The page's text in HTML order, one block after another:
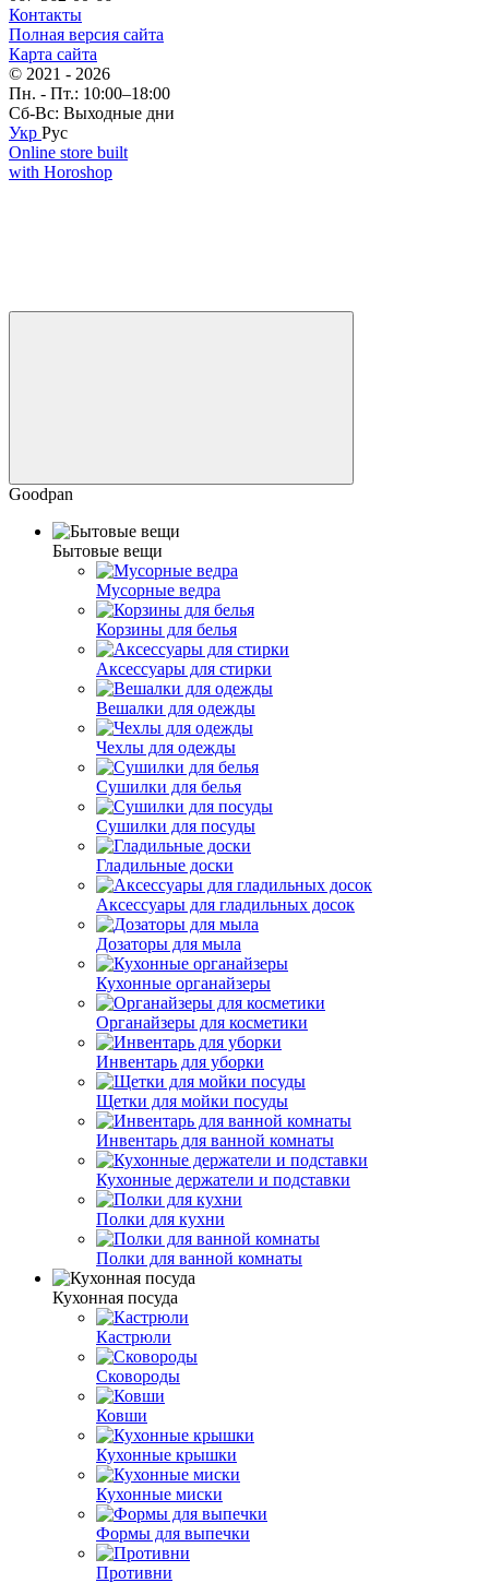
Контакты
Полная версия сайта
Карта сайта
© 2021 - 2026
Пн. - Пт.: 10:00–18:00
Сб-Вс: Выходные дни
Укр Рус
Online store built
with Horoshop
Goodpan
Бытовые вещи
Мусорные ведра
Корзины для белья
Аксессуары для стирки
Вешалки для одежды
Чехлы для одежды
Сушилки для белья
Сушилки для посуды
Гладильные доски
Аксессуары для гладильных досок
Дозаторы для мыла
Кухонные органайзеры
Органайзеры для косметики
Инвентарь для уборки
Щетки для мойки посуды
Инвентарь для ванной комнаты
Кухонные держатели и подставки
Полки для кухни
Полки для ванной комнаты
Кухонная посуда
Кастрюли
Сковороды
Ковши
Кухонные крышки
Кухонные миски
Формы для выпечки
Противни